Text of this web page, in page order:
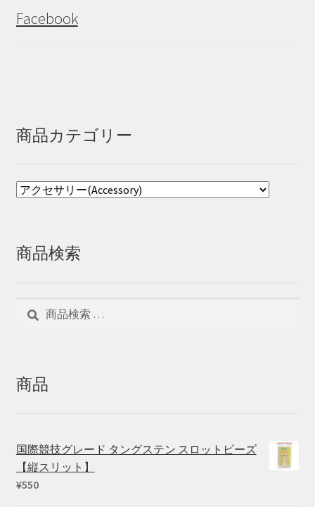
Facebook
商品カテゴリー
商品検索
商品
国際競技グレード タングステン スロットビーズ
【縦スリット】
¥550